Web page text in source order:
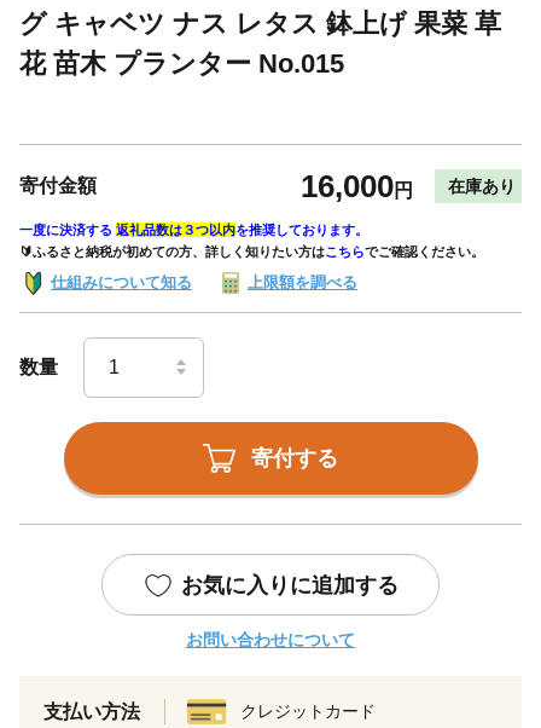
グ キャベツ ナス レタス 鉢上げ 果菜 草
花 苗木 プランター No.015
寄付金額 16,000円 在庫あり
一度に決済する 返礼品数は３つ以内を推奨しております。
🔰ふるさと納税が初めての方、詳しく知りたい方はこちらでご確認ください。
仕組みについて知る 上限額を調べる
数量
寄付する
お気に入りに追加する
お問い合わせについて
支払い方法 クレジットカード